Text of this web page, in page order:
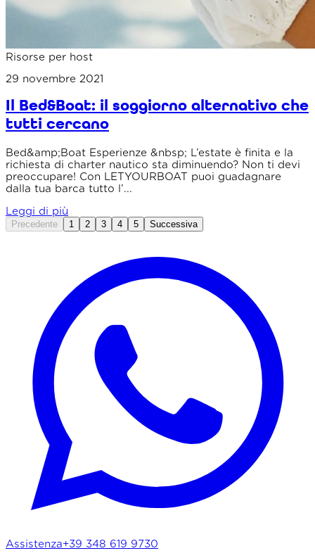
Risorse per host
29 novembre 2021
Il Bed&Boat: il soggiorno alternativo che
tutti cercano
Bed&amp;Boat Esperienze &nbsp; L’estate è finita e la
richiesta di charter nautico sta diminuendo? Non ti devi
preoccupare! Con LETYOURBOAT puoi guadagnare
dalla tua barca tutto l’...
Leggi di più
Precedente 1 2 3 4 5 Successiva
Assistenza+39 348 619 9730